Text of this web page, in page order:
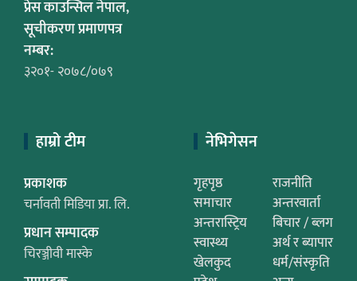
प्रेस काउन्सिल नेपाल,
सूचीकरण प्रमाणपत्र
नम्बर:
३२०१- २०७८/०७९
हाम्रो टीम
प्रकाशक
चर्नावती मिडिया प्रा. लि.
प्रधान सम्पादक
चिरञ्जीवी मास्के
नेभिगेसन
गृहपृष्ठ
राजनीति
समाचार
अन्तरवार्ता
अन्तरास्ट्रिय
बिचार / ब्लग
स्वास्थ्य
अर्थ र ब्यापार
खेलकुद
धर्म/संस्कृति